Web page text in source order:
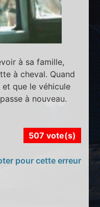
à sa famille,
à cheval. Quand
que le véhicule
à nouveau.
507 vote(s)
pour cette erreur